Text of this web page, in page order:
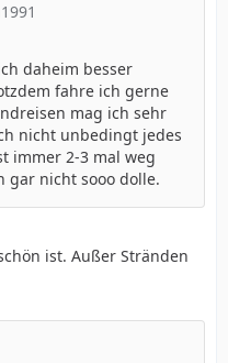
daheim besser
fahre ich gerne
mag ich sehr
nicht unbedingt jedes
immer 2-3 mal weg
gar nicht sooo dolle.
ist. Außer Stränden